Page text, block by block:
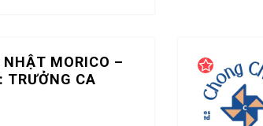
MORICO –
TRƯỞNG CA